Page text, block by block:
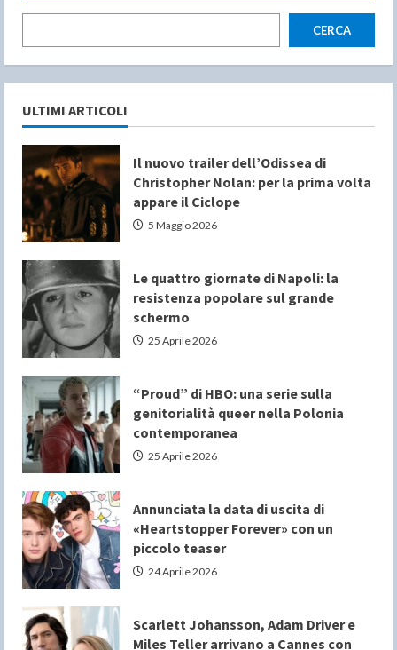
CERCA
ULTIMI ARTICOLI
Il nuovo trailer dell’Odissea di
Christopher Nolan: per la prima volta
appare il Ciclope
5 Maggio 2026
Le quattro giornate di Napoli: la
resistenza popolare sul grande
schermo
25 Aprile 2026
“Proud” di HBO: una serie sulla
genitorialità queer nella Polonia
contemporanea
25 Aprile 2026
Annunciata la data di uscita di
«Heartstopper Forever» con un
piccolo teaser
24 Aprile 2026
Scarlett Johansson, Adam Driver e
Miles Teller arrivano a Cannes con